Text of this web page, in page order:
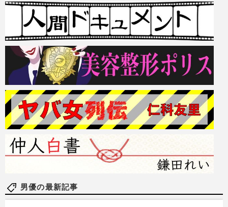
男優の最新記事